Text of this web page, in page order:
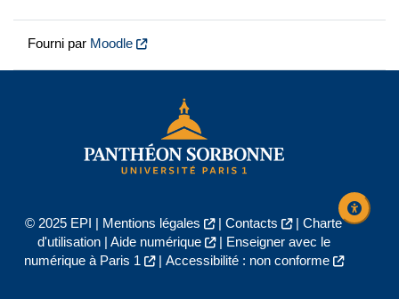
Fourni par Moodle
© 2025 EPI | Mentions légales | Contacts | Charte
d'utilisation| Aide numérique |
Enseigner avec le
numérique à Paris 1
| Accessibilité : non conforme